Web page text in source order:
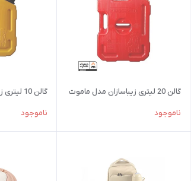
گالن 20 لیتری زیباسازان مدل ماموت
ناموجود
گالن 10 لیتری زیباسازان مدل ماموت
ناموجود